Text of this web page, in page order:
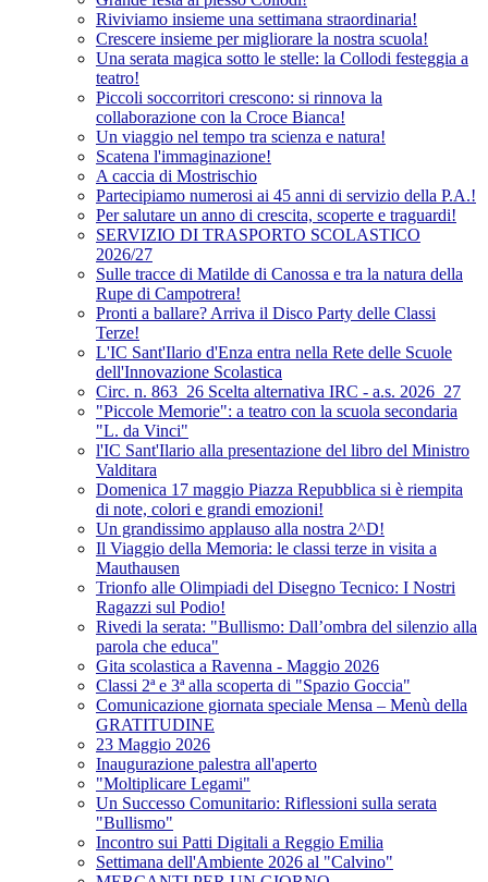
Riviviamo insieme una settimana straordinaria!
Crescere insieme per migliorare la nostra scuola!
Una serata magica sotto le stelle: la Collodi festeggia a
teatro!
Piccoli soccorritori crescono: si rinnova la
collaborazione con la Croce Bianca!
Un viaggio nel tempo tra scienza e natura!
Scatena l'immaginazione!
A caccia di Mostrischio
Partecipiamo numerosi ai 45 anni di servizio della P.A.!
Per salutare un anno di crescita, scoperte e traguardi!
SERVIZIO DI TRASPORTO SCOLASTICO
2026/27
Sulle tracce di Matilde di Canossa e tra la natura della
Rupe di Campotrera!
Pronti a ballare? Arriva il Disco Party delle Classi
Terze!
L'IC Sant'Ilario d'Enza entra nella Rete delle Scuole
dell'Innovazione Scolastica
Circ. n. 863_26 Scelta alternativa IRC - a.s. 2026_27
"Piccole Memorie": a teatro con la scuola secondaria
"L. da Vinci"
l'IC Sant'Ilario alla presentazione del libro del Ministro
Valditara
Domenica 17 maggio Piazza Repubblica si è riempita
di note, colori e grandi emozioni!
Un grandissimo applauso alla nostra 2^D!
Il Viaggio della Memoria: le classi terze in visita a
Mauthausen
Trionfo alle Olimpiadi del Disegno Tecnico: I Nostri
Ragazzi sul Podio!
Rivedi la serata: "Bullismo: Dall’ombra del silenzio alla
parola che educa"
Gita scolastica a Ravenna - Maggio 2026
Classi 2ª e 3ª alla scoperta di "Spazio Goccia"
Comunicazione giornata speciale Mensa – Menù della
GRATITUDINE
23 Maggio 2026
Inaugurazione palestra all'aperto
"Moltiplicare Legami"
Un Successo Comunitario: Riflessioni sulla serata
"Bullismo"
Incontro sui Patti Digitali a Reggio Emilia
Settimana dell'Ambiente 2026 al "Calvino"